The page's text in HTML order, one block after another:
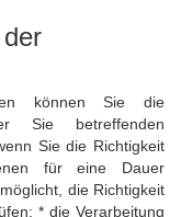
können Sie die
Sie betreffenden
Sie die Richtigkeit
für eine Dauer
die Richtigkeit
* die Verarbeitung